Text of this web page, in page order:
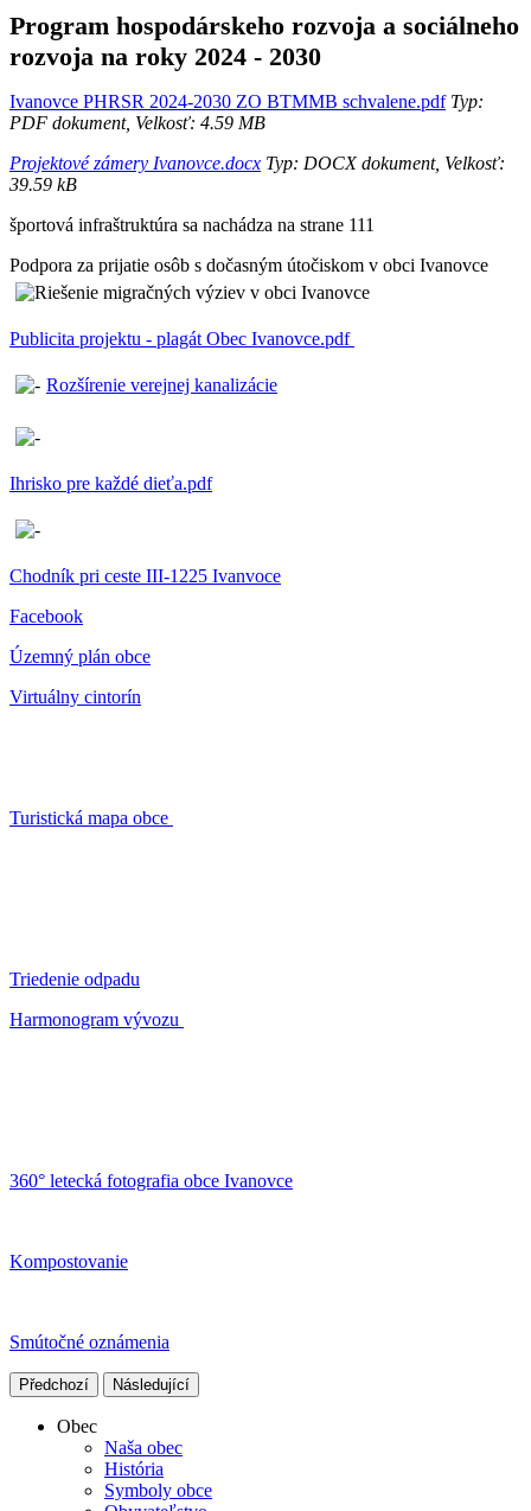
Program hospodárskeho rozvoja a sociálneho
rozvoja na roky 2024 - 2030
Ivanovce PHRSR 2024-2030 ZO BTMMB schvalene.pdfTyp:
PDF dokument, Velkosť: 4.59 MB
Projektové zámery Ivanovce.docx Typ: DOCX dokument, Velkosť:
39.59 kB
športová infraštruktúra sa nachádza na strane 111
Podpora za prijatie osôb s dočasným útočiskom v obci Ivanovce
Publicita projektu - plagát Obec Ivanovce.pdf
Rozšírenie verejnej kanalizácie
Ihrisko pre každé dieťa.pdf
Chodník pri ceste III-1225 Ivanvoce
Facebook
Územný plán obce
Virtuálny cintorín
Turistická mapa obce
Triedenie odpadu
Harmonogram vývozu
360° letecká fotografia obce Ivanovce
Kompostovanie
Smútočné oznámenia
Předchozí Následující
Obec
Naša obec
História
Symboly obce